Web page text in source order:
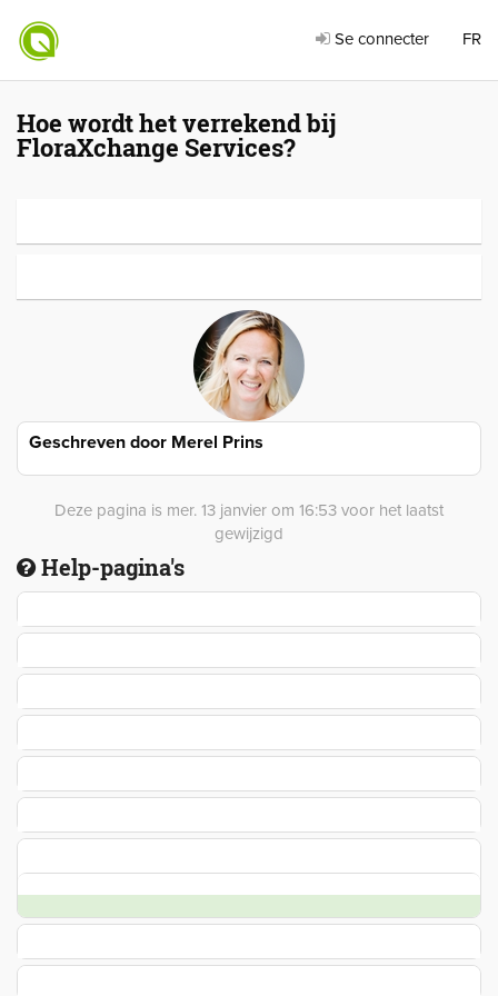
Se connecter FR
Hoe wordt het verrekend bij
FloraXchange Services?
Geschreven door Merel Prins
Deze pagina is mer. 13 janvier om 16:53 voor het laatst
gewijzigd
Help-pagina's